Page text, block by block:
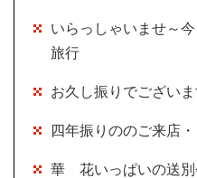
いらっしゃいませ～
旅行
お久し振りでござい
四年振りののご来店
華 花いっぱいの送別